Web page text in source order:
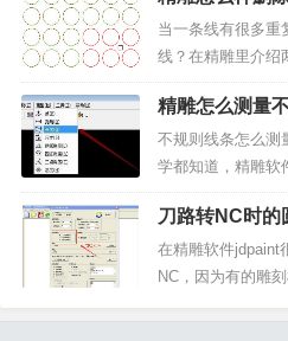
中间对称轴线的位
边的颜色不统一，
当一条线有很多重
线？在精雕里介绍
法是框选选中全部
标左键点击减选线
条），需要删除的
EL删除选中的线...
精雕怎么测量
不规则线条怎么测
学都知道，精雕软
线条测量也很简单
后鼠标点选需要我
就会提示栏显示所
长度下面我随便绘
刀路转NC时的
在精雕软件jdpaint
NC，因为有的雕